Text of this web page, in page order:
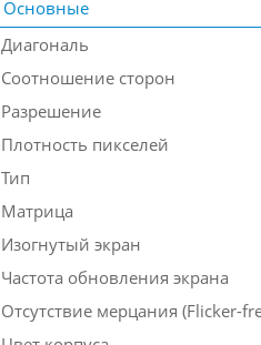
Основные
Диагональ
Соотношение сторон
Разрешение
Плотность пикселей
Тип
Матрица
Изогнутый экран
Частота обновления экрана
Отсутствие мерцания (Flicker-